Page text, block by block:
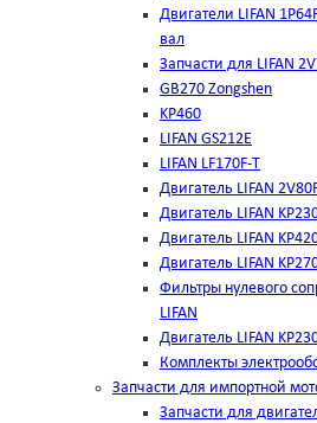
Двигатели LIFAN
вал
Запчасти для LIFAN
GB270 Zongshen
KP460
LIFAN GS212E
LIFAN LF170F-T
Двигатель LIFAN
Двигатель LIFAN
Двигатель LIFAN
Двигатель LIFAN
Фильтры нулевого
LIFAN
Двигатель LIFAN
Комплекты
Запчасти для импортной
Запчасти для